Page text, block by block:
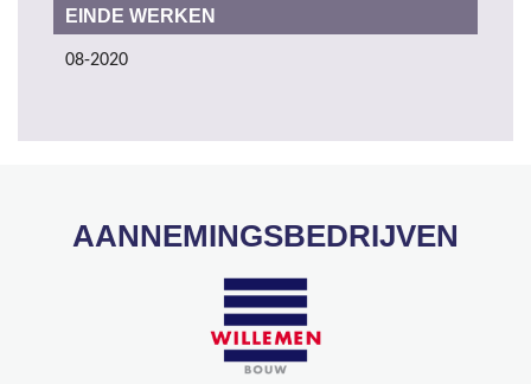
EINDE WERKEN
08-2020
AANNEMINGSBEDRIJVEN